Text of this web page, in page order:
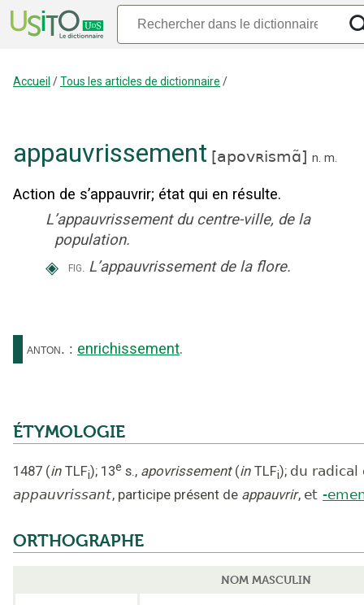
Accueil /Tous les articles de dictionnaire /
appauvrissement [apovʀismɑ̃] n. m.
Action de s’appauvrir; état qui en résulte.
L’appauvrissement du centre-ville, de la
population.
◈ fig. L’appauvrissement de la flore.
anton. : enrichissement.
ÉTYMOLOGIE
1487 (in TLFi); 13e s., apovrissement (in TLFi); du radical
appauvrissant, participe présent de appauvrir, et -
ORTHOGRAPHE
NOM MASCULIN